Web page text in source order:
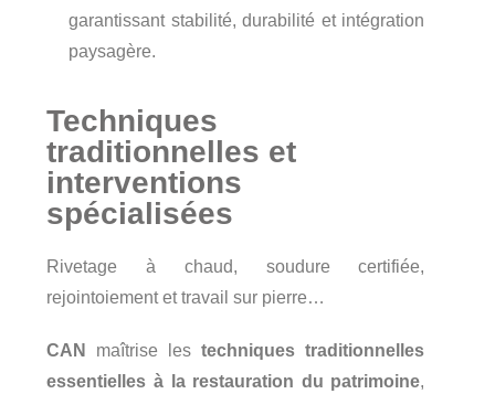
garantissant stabilité, durabilité et intégration
paysagère.
Techniques
traditionnelles et
interventions
spécialisées
Rivetage à chaud, soudure certifiée,
rejointoiement et travail sur pierre…
CAN maîtrise lestechniques traditionnelles
essentielles à la restauration du patrimoine,